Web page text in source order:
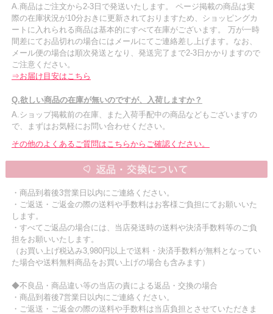
A.商品はご注文から2-3日で発送いたします。 ページ掲載の商品は実
際の在庫状況が10分おきに更新されておりますため、ショッピングカ
ートに入れられる商品は基本的にすべて在庫がございます。 万が一時
間差にてお品切れの場合にはメールにてご連絡差し上げます。なお、
メール便の場合は順次発送となり、発送完了まで2-3日かかりますので
ご注意ください。
⇒お届け目安はこちら
Q.欲しい商品の在庫が無いのですが、入荷しますか？
A.ショップ掲載前の在庫、また入荷手配中の商品などもございますの
で、まずはお気軽にお問い合わせください。
その他のよくあるご質問はこちらからご確認ください。
・商品到着後3営業日以内にご連絡ください。
・ご返送・ご返金の際の送料や手数料はお客様ご負担にてお願いいた
します。
・すべてご返品の場合には、当店発送時の送料や決済手数料等のご負
担をお願いいたします。
（お買い上げ税込み3,980円以上で送料・決済手数料が無料となってい
た場合や送料無料商品をお買い上げの場合も含みます）
◆不良品・商品違い等の当店の責による返品・交換の場合
・商品到着後7営業日以内にご連絡ください。
・ご返送・ご返金の際の送料や手数料は当店負担とさせていただきま